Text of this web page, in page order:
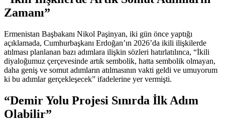
Zamanı”
Ermenistan Başbakanı Nikol Paşinyan, iki gün önce yaptığı
açıklamada, Cumhurbaşkanı Erdoğan’ın 2026’da ikili ilişkilerde
atılması planlanan bazı adımlara ilişkin sözleri hatırlatılınca, “İkili
diyaloğumuz çerçevesinde artık sembolik, hatta sembolik olmayan,
daha geniş ve somut adımların atılmasının vakti geldi ve umuyorum
ki bu adımlar gerçekleşecek” ifadelerine yer vermişti.
“Demir Yolu Projesi Sınırda İlk Adım
Olabilir”